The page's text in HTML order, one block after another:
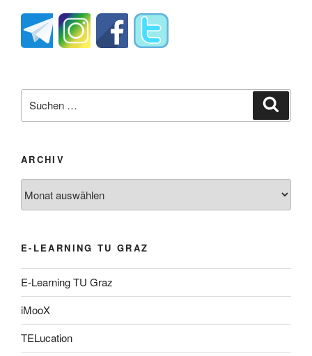
nach:
ARCHIV
E-LEARNING TU GRAZ
E-Learning TU Graz
iMooX
TELucation